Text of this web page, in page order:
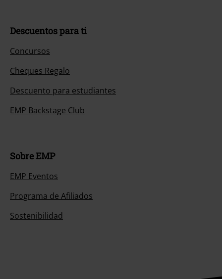
Descuentos para ti
Concursos
Cheques Regalo
Descuento para estudiantes
EMP Backstage Club
Sobre EMP
EMP Eventos
Programa de Afiliados
Sostenibilidad